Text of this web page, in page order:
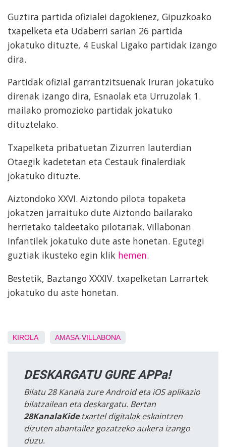
Guztira partida ofizialei dagokienez, Gipuzkoako
txapelketa eta Udaberri sarian 26 partida
jokatuko dituzte, 4 Euskal Ligako partidak izango
dira.
Partidak ofizial garrantzitsuenak Iruran jokatuko
direnak izango dira, Esnaolak eta Urruzolak 1.
mailako promozioko partidak jokatuko
dituztelako.
Txapelketa pribatuetan Zizurren lauterdian
Otaegik kadetetan eta Cestauk finalerdiak
jokatuko dituzte.
Aiztondoko XXVI. Aiztondo pilota topaketa
jokatzen jarraituko dute Aiztondo bailarako
herrietako taldeetako pilotariak. Villabonan
Infantilek jokatuko dute aste honetan. Egutegi
guztiak ikusteko egin klik hemen.
Bestetik, Baztango XXXIV. txapelketan Larrartek
jokatuko du aste honetan.
KIROLA AMASA-VILLABONA
DESKARGATU GURE APPa!
Bilatu 28 Kanala zure Android eta iOS aplikazio
bilatzailean eta deskargatu. Bertan
28KanalaKidetxartel digitalak eskaintzen
dizuten abantailez gozatzeko aukera izango
duzu.